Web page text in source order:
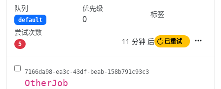
队列
default
优先级
0
标签
尝试次数
5 11 分钟 后 已重试
7166da98-ea3c-43df-beab-158b791c93c3
OtherJob